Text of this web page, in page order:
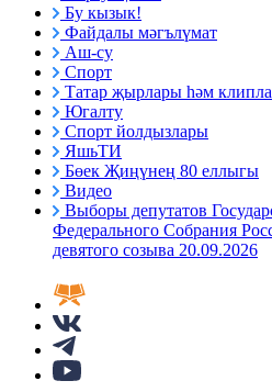
Бу кызык!
Файдалы мәгълүмат
Аш-су
Спорт
Татар җырлары һәм
Югалту
Спорт йолдызлары
ЯшьТИ
Бөек Җиңүнең 80 еллыгы
Видео
Выборы депутатов
Федерального Собрания
девятого созыва 20.09.2026